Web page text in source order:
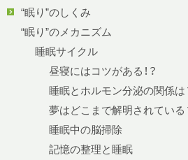
“眠り”のしくみ
“眠り”のメカニズム
睡眠サイクル
昼寝にはコツがある！？
睡眠とホルモン分泌の関係は
夢はどこまで解明されている
睡眠中の脳掃除
記憶の整理と睡眠